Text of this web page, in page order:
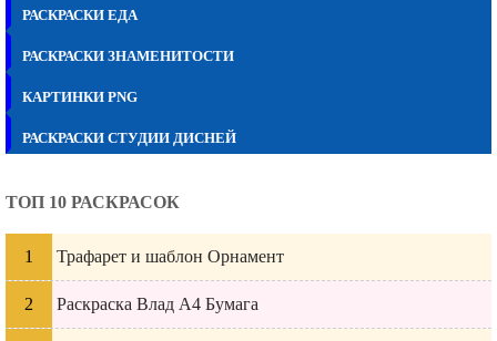
РАСКРАСКИ ЕДА
РАСКРАСКИ ЗНАМЕНИТОСТИ
КАРТИНКИ PNG
РАСКРАСКИ СТУДИИ ДИСНЕЙ
ТОП 10 РАСКРАСОК
Трафарет и шаблон Орнамент
Раскраска Влад А4 Бумага